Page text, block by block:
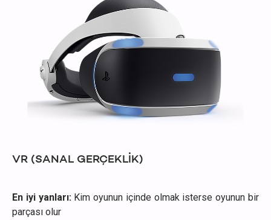
VR (SANAL GERÇEKLİK)
En iyi yanları: Kim oyunun içinde olmak isterse oyunun bir
parçası olur